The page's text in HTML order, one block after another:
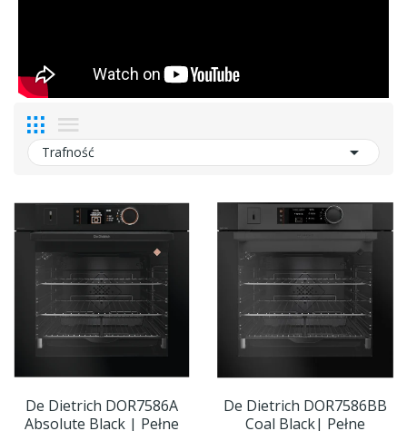
Trafność 
De Dietrich DOR7586A
Absolute Black | Pełne
De Dietrich DOR7586BB
Coal Black| Pełne